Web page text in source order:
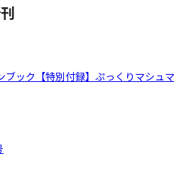
ブック【特別付録】ぷっくりマシュマ